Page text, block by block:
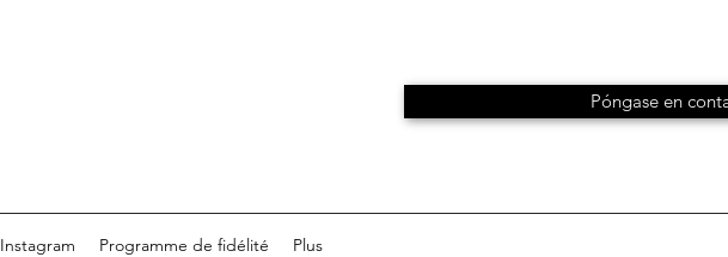
Póngase en
Instagram Programme de fidélité Plus